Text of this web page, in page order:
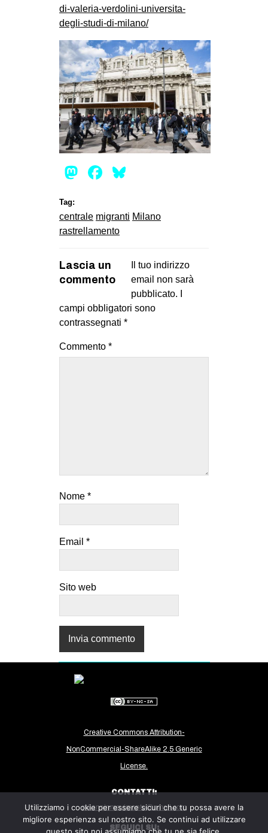
di-valeria-verdolini-universita-
degli-studi-di-milano/
Mastodon
Facebook
Tag:
centrale migranti Milano
rastrellamento
Lascia un
commento
Il tuo indirizzo
email non sarà
pubblicato.
campi obbligatori sono
contrassegnati *
Commento *
Nome *
Email *
Sito web
Creative Commons Attribution-
NonCommercial-ShareAlike 2.5 Generic
License.
CONTATTI:
milanoinmovimento@gmail.com
SEGUICI SU:
Utilizziamo i cookie per essere sicuri che tu possa avere la
migliore esperienza sul nostro sito. Se continui ad utilizzare